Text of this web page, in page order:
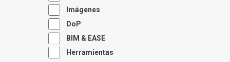
Imágenes
DoP
BIM & EASE
Herramientas